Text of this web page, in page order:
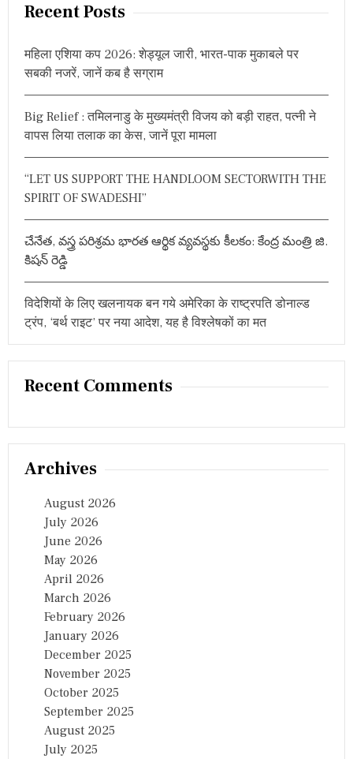
Recent Posts
महिला एशिया कप 2026: शेड्यूल जारी, भारत-पाक मुकाबले पर
सबकी नजरें, जानें कब है सग्राम
Big Relief : तमिलनाडु के मुख्यमंत्री विजय को बड़ी राहत, पत्नी ने
वापस लिया तलाक का केस, जानें पूरा मामला
“LET US SUPPORT THE HANDLOOM SECTORWITH THE
SPIRIT OF SWADESHI”
చేనేత, వస్త్ర పరిశ్రమ భారత ఆర్థిక వ్యవస్థకు కీలకం: కేంద్ర మంత్రి జి.
కిషన్ రెడ్డి
विदेशियों के लिए खलनायक बन गये अमेरिका के राष्ट्रपति डोनाल्ड
ट्रंप, ‘बर्थ राइट’ पर नया आदेश, यह है विश्लेषकों का मत
Recent Comments
Archives
August 2026
July 2026
June 2026
May 2026
April 2026
March 2026
February 2026
January 2026
December 2025
November 2025
October 2025
September 2025
August 2025
July 2025